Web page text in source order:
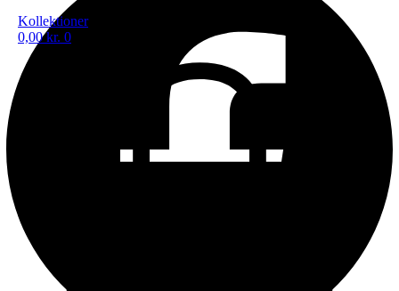
Kollektioner
0,00kr. 0